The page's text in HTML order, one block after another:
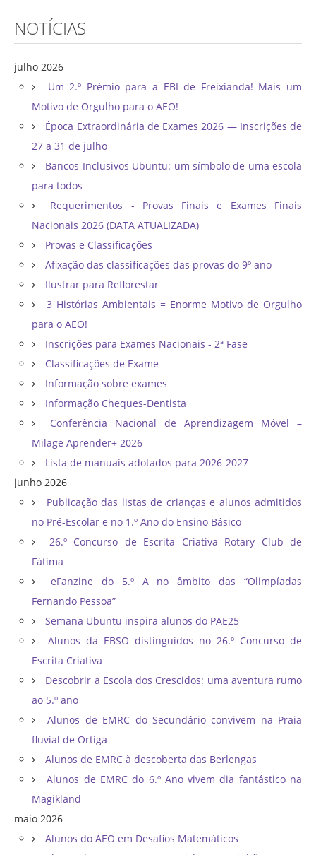
NOTÍCIAS
julho 2026
Um 2.º Prémio para a EBI de Freixianda! Mais um
Motivo de Orgulho para o AEO!
Época Extraordinária de Exames 2026 — Inscrições de
27 a 31 de julho
Bancos Inclusivos Ubuntu: um símbolo de uma escola
para todos
Requerimentos - Provas Finais e Exames Finais
Nacionais 2026 (DATA ATUALIZADA)
Provas e Classificações
Afixação das classificações das provas do 9º ano
Ilustrar para Reflorestar
3 Histórias Ambientais = Enorme Motivo de Orgulho
para o AEO!
Inscrições para Exames Nacionais - 2ª Fase
Classificações de Exame
Informação sobre exames
Informação Cheques-Dentista
Conferência Nacional de Aprendizagem Móvel –
Milage Aprender+ 2026
Lista de manuais adotados para 2026-2027
junho 2026
Publicação das listas de crianças e alunos admitidos
no Pré-Escolar e no 1.º Ano do Ensino Básico
26.º Concurso de Escrita Criativa Rotary Club de
Fátima
eFanzine do 5.º A no âmbito das “Olimpíadas
Fernando Pessoa”
Semana Ubuntu inspira alunos do PAE25
Alunos da EBSO distinguidos no 26.º Concurso de
Escrita Criativa
Descobrir a Escola dos Crescidos: uma aventura rumo
ao 5.º ano
Alunos de EMRC do Secundário convivem na Praia
fluvial de Ortiga
Alunos de EMRC à descoberta das Berlengas
Alunos de EMRC do 6.º Ano vivem dia fantástico na
Magikland
maio 2026
Alunos do AEO em Desafios Matemáticos